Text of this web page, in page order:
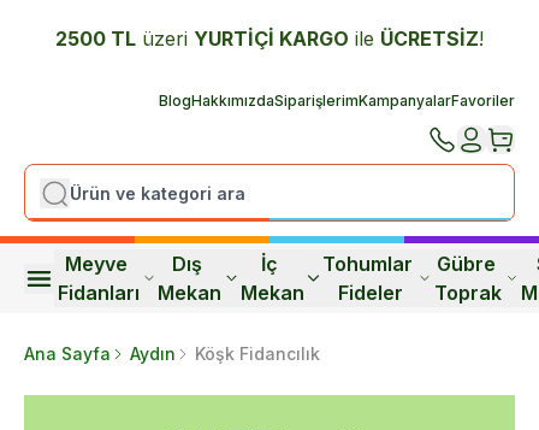
2500 TL üzeri YURTİÇİ KARGO ile ÜCRETSİZ!
BlogHakkımızdaSiparişlerimKampanyalarFavoriler
Meyve
Fidanları
Dış
Mekan
İç
Mekan
Tohumlar
Fideler
Gübre
Toprak
Ana Sayfa Aydın Köşk Fidancılık